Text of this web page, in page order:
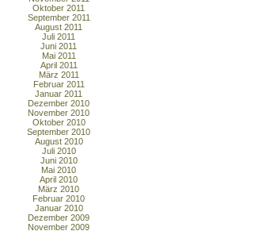
Oktober 2011
September 2011
August 2011
Juli 2011
Juni 2011
Mai 2011
April 2011
März 2011
Februar 2011
Januar 2011
Dezember 2010
November 2010
Oktober 2010
September 2010
August 2010
Juli 2010
Juni 2010
Mai 2010
April 2010
März 2010
Februar 2010
Januar 2010
Dezember 2009
November 2009